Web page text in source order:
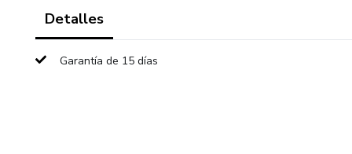
Detalles
Garantía de 15 días